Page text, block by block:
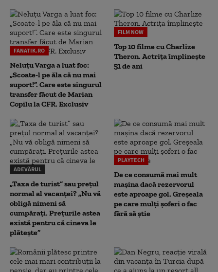
FANATIK.RO
Neluțu Varga a luat foc:
„Scoate-l pe ăla că nu mai
suport!”. Care este singurul
transfer făcut de Marian
Copilu la CFR. Exclusiv
FILM NOW
Top 10 filme cu Charlize
Theron. Actrița împlinește
51 de ani
ADEVĂRUL
„Taxa de turist” sau prețul
normal al vacanței? „Nu vă
obligă nimeni să
cumpărați. Prețurile astea
există pentru că cineva le
plătește”
PLAYTECH
De ce consumă mai mult
mașina dacă rezervorul
este aproape gol. Greșeala
pe care mulți șoferi o fac
fără să știe